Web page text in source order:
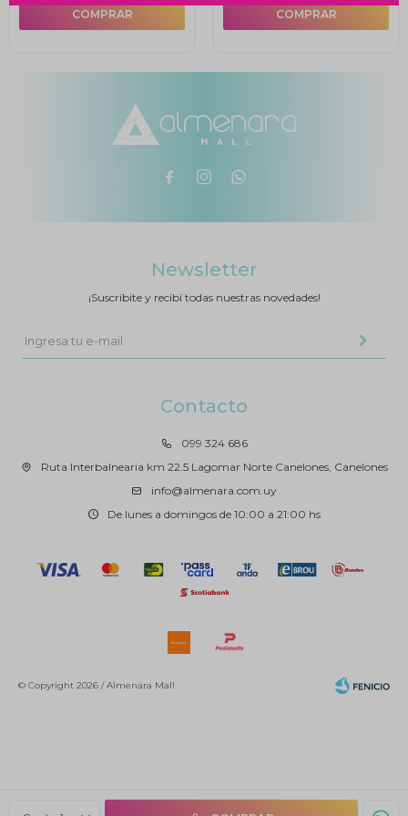
  
Contacto
099 324 686
Ruta Interbalnearia km 22.5 Lagomar Norte Canelones, Canelones
info@almenara.com.uy
De lunes a domingos de 10:00 a 21:00 hs
Newsletter
¡Suscribite y recibí todas nuestras novedades!
© Copyright 2026 / Almenara Mall